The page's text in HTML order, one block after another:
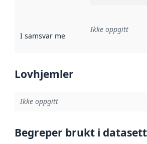
I samsvar med Referanse til en
Ikke oppgitt
Lovhjemler
Ikke oppgitt
Begreper brukt i datasett